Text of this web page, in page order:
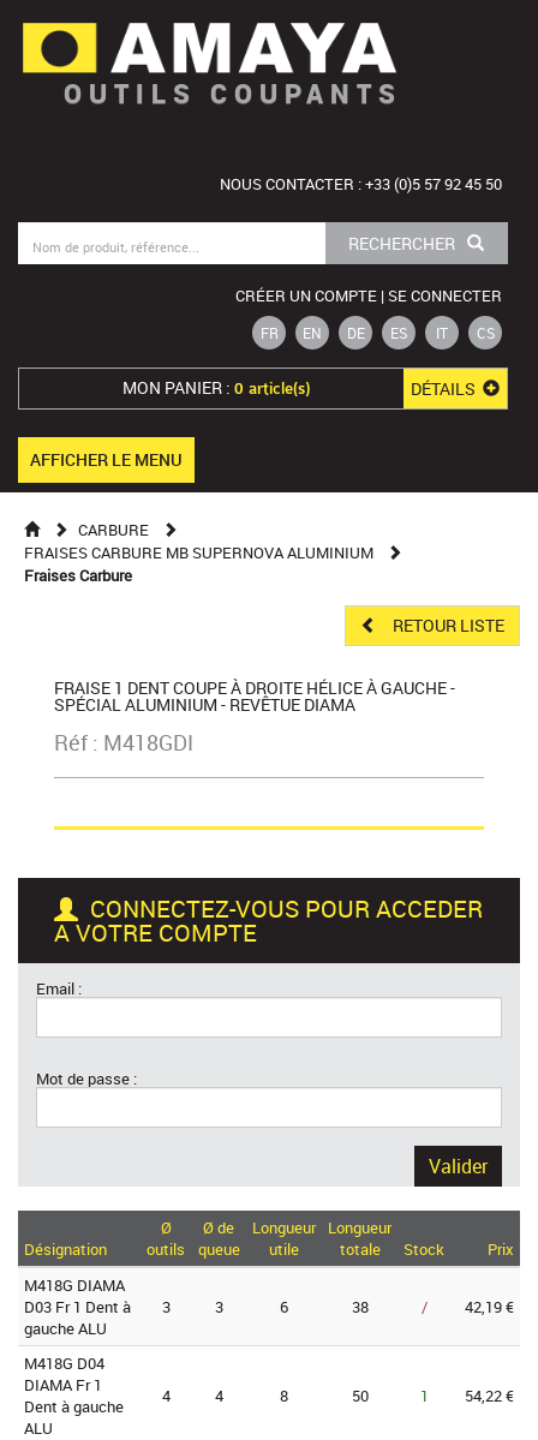
OUTILS COUPANTS
NOUS CONTACTER : +33 (0)5 57 92 45 50
RECHERCHER
CRÉER UN COMPTE | SE CONNECTER
FR EN DE ES IT CS
MON PANIER : 0 article(s) DÉTAILS
AFFICHER LE MENU
CARBURE
FRAISES CARBURE MB SUPERNOVA ALUMINIUM
Fraises Carbure
RETOUR LISTE
FRAISE 1 DENT COUPE À DROITE HÉLICE À GAUCHE -
SPÉCIAL ALUMINIUM - REVÊTUE DIAMA
Réf : M418GDI
CONNECTEZ-VOUS POUR ACCEDER
A VOTRE COMPTE
Email :
Mot de passe :
Valider
Désignation
Ø
outils
Ø de
queue
Longueur
utile
Longueur
totale
Stock
Prix
M418G DIAMA
D03 Fr 1 Dent à
gauche ALU
3 3 6 38 / 42,19 €
M418G D04
DIAMA Fr 1
Dent à gauche
ALU
4 4 8 50 1 54,22 €